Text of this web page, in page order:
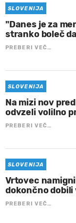
SLOVENIJA
"Danes je za
stranko boleč
PREBERI VEČ…
SLOVENIJA
Na mizi nov
odvzeli volilno
PREBERI VEČ…
SLOVENIJA
Vrtovec
dokončno dobili
PREBERI VEČ…